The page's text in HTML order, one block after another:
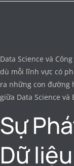
Data Science và
dù mỗi lĩnh vực có
ra những con đường
giữa Data Science
Sự
Dữ liệu